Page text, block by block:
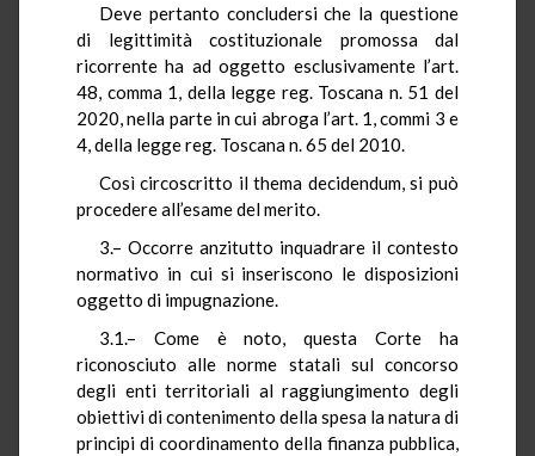
Deve pertanto concludersi che la questione
di legittimità costituzionale promossa dal
ricorrente ha ad oggetto esclusivamente l’art.
48, comma 1, della legge reg. Toscana n. 51 del
2020, nella parte in cui abroga l’art. 1, commi 3 e
4, della legge reg. Toscana n. 65 del 2010.
Così circoscritto il thema decidendum, si può
procedere all’esame del merito.
3.– Occorre anzitutto inquadrare il contesto
normativo in cui si inseriscono le disposizioni
oggetto di impugnazione.
3.1.– Come è noto, questa Corte ha
riconosciuto alle norme statali sul concorso
degli enti territoriali al raggiungimento degli
obiettivi di contenimento della spesa la natura di
principi di coordinamento della finanza pubblica,